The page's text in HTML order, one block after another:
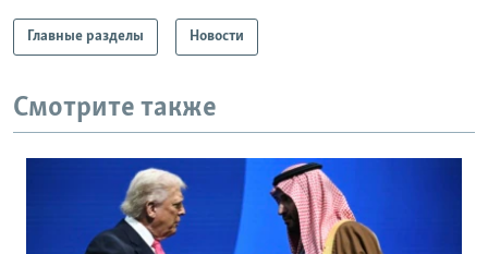
Главные разделы Новости
Смотрите также